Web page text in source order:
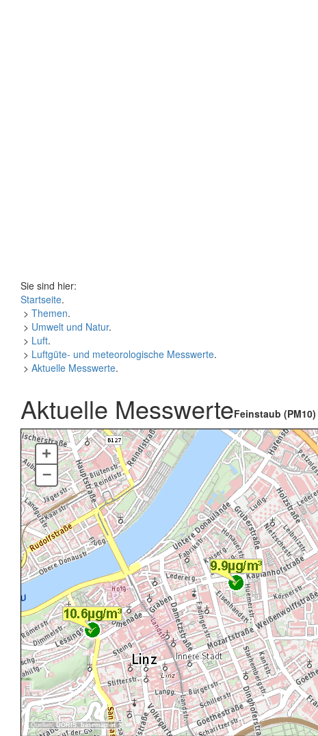
Sie sind hier:
Startseite.
> Themen.
> Umwelt und Natur.
> Luft.
> Luftgüte- und meteorologische Messwerte.
> Aktuelle Messwerte.
Aktuelle MesswerteFeinstaub (PM10)
Quellen:DORIS, basemap.at
+
–